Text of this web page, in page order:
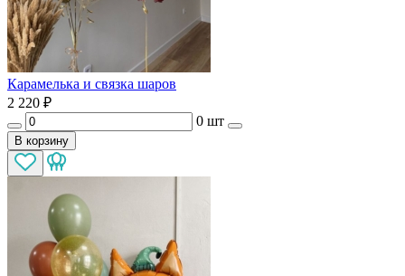
Карамелька и связка шаров
2 220 ₽
0 шт
В корзину